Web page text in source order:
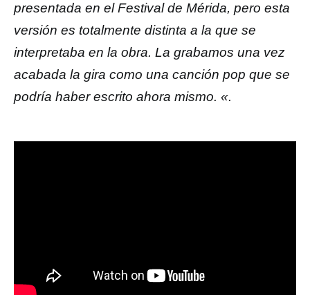
presentada en el Festival de Mérida, pero esta
versión es totalmente distinta a la que se
interpretaba en la obra. La grabamos una vez
acabada la gira como una canción pop que se
podría haber escrito ahora mismo. «.